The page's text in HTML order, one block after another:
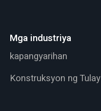
Mga industriya
kapangyarihan
Konstruksyon ng Tulay